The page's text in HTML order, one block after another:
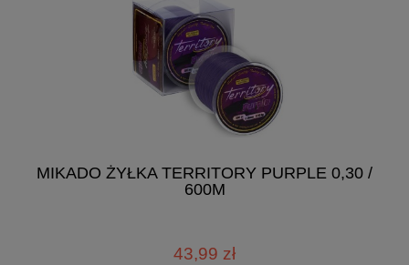
MIKADO ŻYŁKA TERRITORY PURPLE 0,30 /
600M
43,99 zł